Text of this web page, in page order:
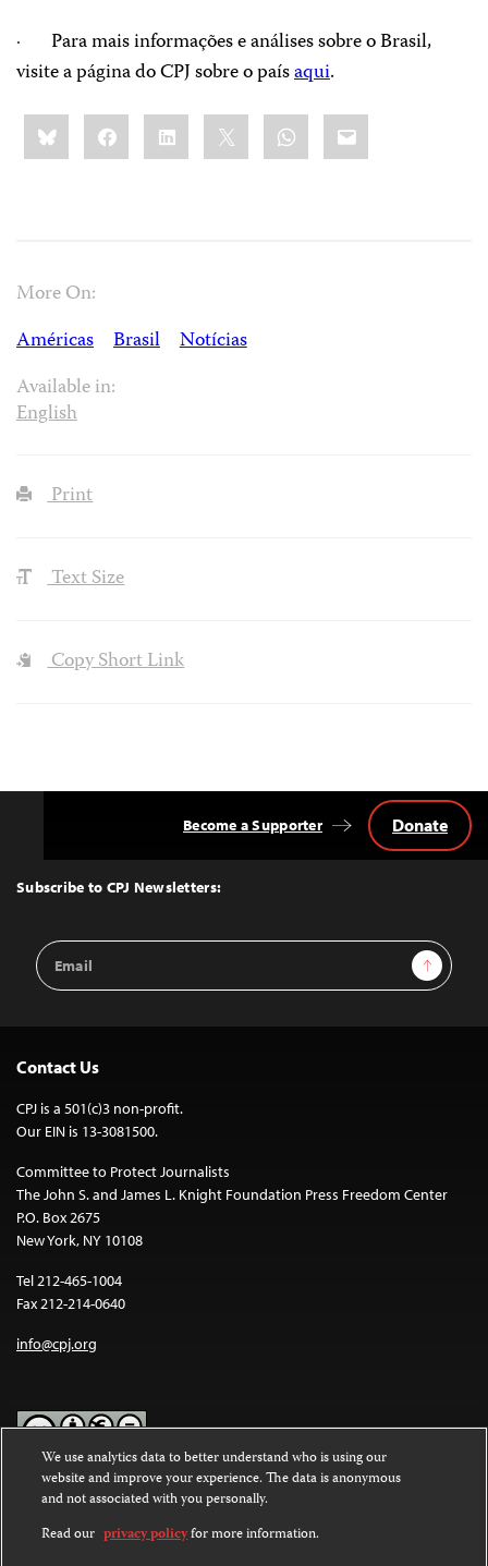
· Para mais informações e análises sobre o Brasil,
visite a página do CPJ sobre o paísaqui.
Share
this:BlueskyFacebookLinkedIn WhatsApp
Email
More On:
Américas
Brasil
Notícias
Available in:
English
Print
Text Size
Copy Short Link
Top
Subscribe to CPJ Newsletters:
Email
Address
Sign Up
Become a Supporter Donate
Contact Us
CPJ is a 501(c)3 non-profit.
Our EIN is 13-3081500.
Committee to Protect Journalists
The John S. and James L. Knight Foundation Press Freedom Center
P.O. Box 2675
New York, NY 10108
Tel 212-465-1004
Fax 212-214-0640
info@cpj.org
Except where noted, text on this website is licensed under a
Commons Attribution-NonCommercial-NoDerivatives 4.0
International License.
We use analytics data to better understand who is using our
website and improve your experience. The data is anonymous
and not associated with you personally.
Read our privacy policyfor more information.